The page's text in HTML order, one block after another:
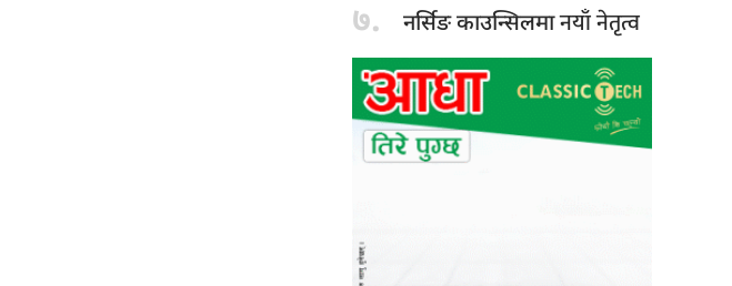
७. नर्सिङ काउन्सिलमानयाँ नेतृत्व